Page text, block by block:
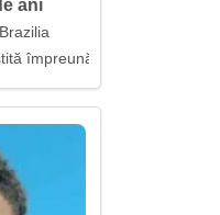
ani
împreună